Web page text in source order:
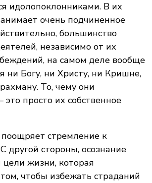
идолопоклонниками. В их
очень подчиненное
большинство
независимо от их
на самом деле вообще
ни Богу, ни Христу, ни Кришне,
То, чему они
просто их собственное
поощряет стремление к
другой стороны, осознание
цели жизни, которая
чтобы избежать страданий